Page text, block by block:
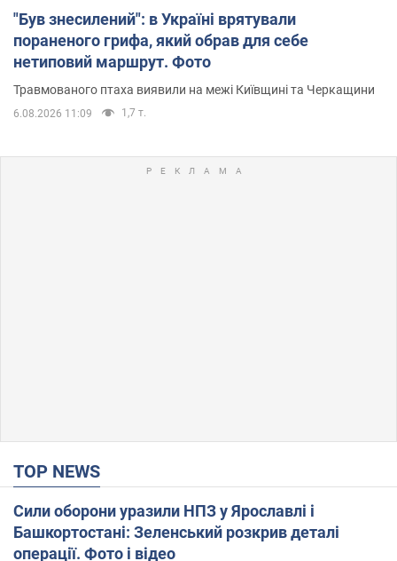
"Був знесилений": в Україні врятували
пораненого грифа, який обрав для себе
нетиповий маршрут. Фото
Травмованого птаха виявили на межі Київщині та Черкащини
6.08.2026 11:09 1,7 т.
TOP NEWS
Сили оборони уразили НПЗ у Ярославлі і
Башкортостані: Зеленський розкрив деталі
операції. Фото і відео